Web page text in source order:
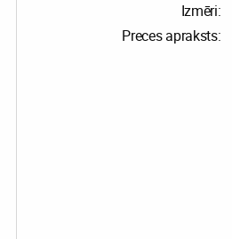
Izmēri:
Preces apraksts: